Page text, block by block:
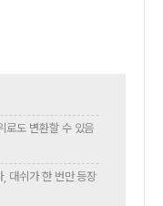
로도 변환할 수 있음
대쉬가 한 번만 등장